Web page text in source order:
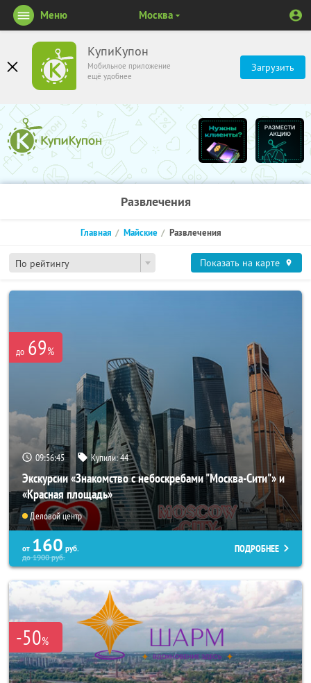
КупиКупон
Мобильное приложение
ещё удобнее
Загрузить
Меню Москва
Развлечения
По рейтингу
Главная Майские Развлечения
Показать на карте
до 69%
09:56:43 Купили:44
Экскурсии «Знакомство с небоскребами "Москва-Сити"» и
«Красная площадь»
Деловой центр
от 160 руб.
до1900руб.
ПОДРОБНЕЕ
-50%